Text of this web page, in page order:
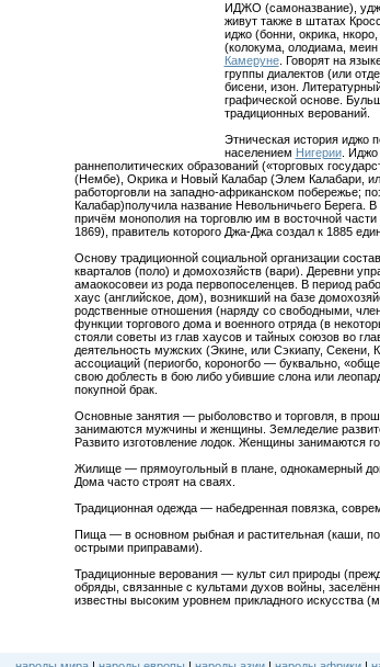
ИДЖО (самоназвание),
живут также в штатах
иджо (бонни, окрика,
(колокума, олодиама, меин
Камеруне. Говорят на
группы диалектов (или
бисени, изон.
графической основе.
традиционных верований.
Этническая история иджо
населением Нигерии. Иджо
раннеполитических образований («торговых
(Нембе), Окрика и Новый Калабар (Элем Калабари,
работорговли на западно-африканском побережье;
Калабар)получила название Невольничьего Берега.
причём монополия на торговлю им в восточной части
1869), правитель которого Джа-Джа создал к 1885
Основу традиционной социальной организации
кварталов (поло) и домохозяйств (вари). Деревни
амаокосовеи из рода первопоселенцев. В период
хаус (английское, дом), возникший на базе
родственные отношения (наряду со свободными,
функции торгового дома и военного отряда (в
стояли советы из глав хаусов и тайных союзов во
деятельность мужских (Экине, или Сэкиапу,
ассоциаций (периогбо, короногбо — буквально,
свою доблесть в бою либо убившие слона или
покупной брак.
Основные занятия — рыболовство и торговля, в
занимаются мужчины и женщины. Земледелие
Развито изготовление лодок. Женщины занимаются
Жилище — прямоугольный в плане, однокамерный
Дома часто строят на сваях.
Традиционная одежда — набедренная повязка,
Пища — в основном рыбная и растительная (каши,
острыми приправами).
Традиционные верования — культ сил природы
обряды, связанные с культами духов войны,
известны высоким уровнем прикладного искусства